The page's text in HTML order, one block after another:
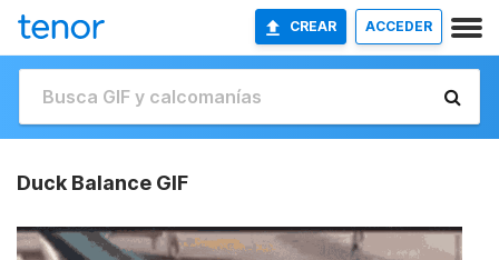
CREAR ACCEDER
Duck Balance GIF